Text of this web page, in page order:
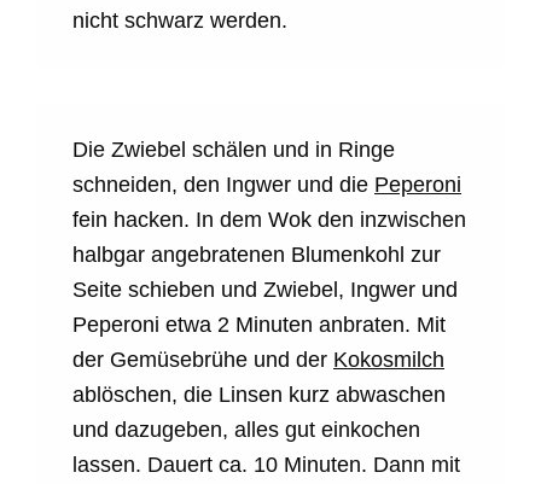
nicht schwarz werden.
Die Zwiebel schälen und in Ringe
schneiden, den Ingwer und die Peperoni
fein hacken. In dem Wok den inzwischen
halbgar angebratenen Blumenkohl zur
Seite schieben und Zwiebel, Ingwer und
Peperoni etwa 2 Minuten anbraten. Mit
der Gemüsebrühe und der Kokosmilch
ablöschen, die Linsen kurz abwaschen
und dazugeben, alles gut einkochen
lassen. Dauert ca. 10 Minuten. Dann mit